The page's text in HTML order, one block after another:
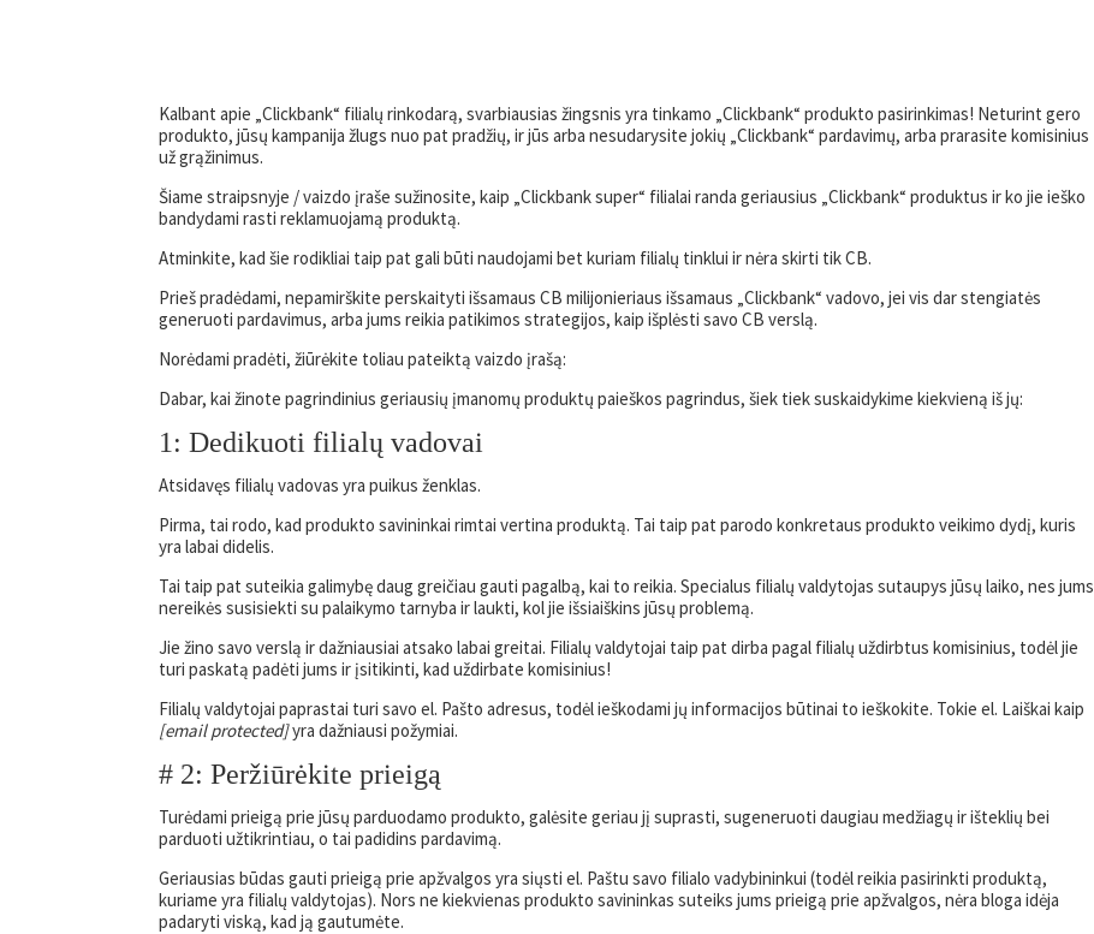
Kalbant apie „Clickbank“ filialų rinkodarą, svarbiausias žingsnis yra tinkamo „Clickbank“ produkto pasirinkimas! Neturint gero
produkto, jūsų kampanija žlugs nuo pat pradžių, ir jūs arba nesudarysite jokių „Clickbank“ pardavimų, arba prarasite komisinius
už grąžinimus.
Šiame straipsnyje / vaizdo įraše sužinosite, kaip „Clickbank super“ filialai randa geriausius „Clickbank“ produktus ir ko jie ieško
bandydami rasti reklamuojamą produktą.
Atminkite, kad šie rodikliai taip pat gali būti naudojami bet kuriam filialų tinklui ir nėra skirti tik CB.
Prieš pradėdami, nepamirškite perskaityti išsamaus CB milijonieriaus išsamaus „Clickbank“ vadovo, jei vis dar stengiatės
generuoti pardavimus, arba jums reikia patikimos strategijos, kaip išplėsti savo CB verslą.
Norėdami pradėti, žiūrėkite toliau pateiktą vaizdo įrašą:
Dabar, kai žinote pagrindinius geriausių įmanomų produktų paieškos pagrindus, šiek tiek suskaidykime kiekvieną iš jų:
1: Dedikuoti filialų vadovai
Atsidavęs filialų vadovas yra puikus ženklas.
Pirma, tai rodo, kad produkto savininkai rimtai vertina produktą. Tai taip pat parodo konkretaus produkto veikimo dydį, kuris
yra labai didelis.
Tai taip pat suteikia galimybę daug greičiau gauti pagalbą, kai to reikia. Specialus filialų valdytojas sutaupys jūsų laiko, nes jums
nereikės susisiekti su palaikymo tarnyba ir laukti, kol jie išsiaiškins jūsų problemą.
Jie žino savo verslą ir dažniausiai atsako labai greitai. Filialų valdytojai taip pat dirba pagal filialų uždirbtus komisinius, todėl jie
turi paskatą padėti jums ir įsitikinti, kad uždirbate komisinius!
Filialų valdytojai paprastai turi savo el. Pašto adresus, todėl ieškodami jų informacijos būtinai to ieškokite. Tokie el. Laiškai kaip
[email protected]yra dažniausi požymiai.
# 2: Peržiūrėkite prieigą
Turėdami prieigą prie jūsų parduodamo produkto, galėsite geriau jį suprasti, sugeneruoti daugiau medžiagų ir išteklių bei
parduoti užtikrintiau, o tai padidins pardavimą.
Geriausias būdas gauti prieigą prie apžvalgos yra siųsti el. Paštu savo filialo vadybininkui (todėl reikia pasirinkti produktą,
kuriame yra filialų valdytojas). Nors ne kiekvienas produkto savininkas suteiks jums prieigą prie apžvalgos, nėra bloga idėja
padaryti viską, kad ją gautumėte.